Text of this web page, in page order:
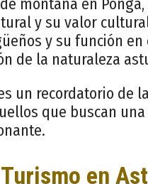
y su valor
y su función
de la naturaleza
un recordatorio de
que buscan